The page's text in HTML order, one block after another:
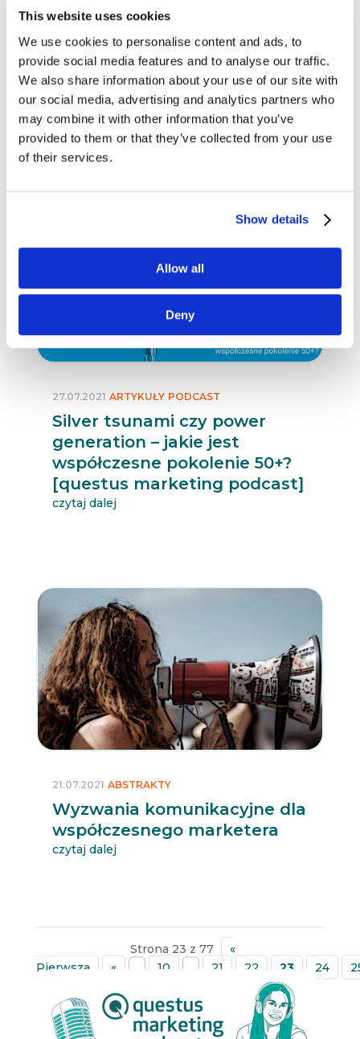
This website uses cookies
We use cookies to personalise content and ads, to
provide social media features and to analyse our traffic.
We also share information about your use of our site with
our social media, advertising and analytics partners who
may combine it with other information that you’ve
provided to them or that they’ve collected from your use
of their services.
Show details
Allow all
Deny
Klient post-pandemiczny –
jak go „ugryźć”?
4.08.2021 ABSTRAKTY
czytaj dalej
Silver tsunami czy power
generation – jakie jest
współczesne pokolenie 50+?
[questus marketing podcast]
27.07.2021 ARTYKUŁY PODCAST
czytaj dalej
Wyzwania komunikacyjne dla
współczesnego marketera
21.07.2021 ABSTRAKTY
czytaj dalej
Strona 23 z 77
«
Pierwsza
« 10 21 22 23 24